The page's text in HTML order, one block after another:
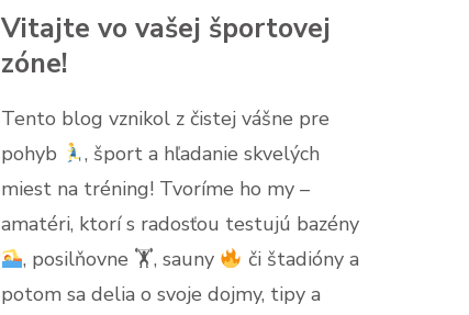
Vitajte vo vašej športovej
zóne!
Tento blog vznikol z čistej vášne pre
pohyb
, šport a hľadanie skvelých
miest na tréning! Tvoríme ho my –
amatéri, ktorí s radosťou testujú bazény
, posilňovne 🏋, sauny
či štadióny a
potom sa delia o svoje dojmy, tipy a